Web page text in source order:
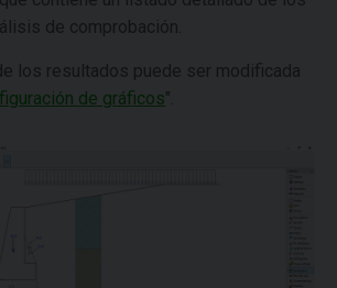
de comprobación.
los resultados puede ser modificada
de gráficos".